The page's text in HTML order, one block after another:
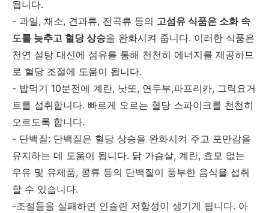
됩니다.
- 과일, 채소, 견과류, 전곡류 등의 고섬유 식품은 소화 속
도를 늦추고 혈당 상승을 완화시켜 줍니다. 이러한 식품은
천연 설탕 대신에 섬유를 통해 천천히 에너지를 제공하므
로 혈당 조절에 도움이 됩니다.
- 밥먹기 10분전에 계란, 낫또, 연두부,파프리카, 그릭요거
트를 섭취합니다. 빠르게 오르는 혈당 스파이크를 천천히
오르도록 합니다.
- 단백질: 단백질은 혈당 상승을 완화시켜 주고 포만감을
유지하는 데 도움이 됩니다. 닭 가슴살, 계란, 효모 없는
우유 및 유제품, 콩류 등의 단백질이 풍부한 음식을 섭취
할 수 있습니다.
-조절들을 실패하면 인슐린 저항성이 생기게 됩니다. 아